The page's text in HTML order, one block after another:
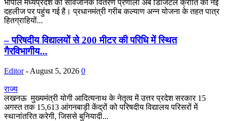
भोपाल मध्यप्रदेश की सार्वजनिक वितरण प्रणाली अब डिजिटल क्रांति की नई
दहलीज पर पहुंच गई है। प्रधानमंत्री गरीब कल्याण अन्न योजना के तहत पात्र
हितग्राहियों...
– परिषदीय विद्यालयों से 200 मीटर की परिधि में स्थित
गैरविभागीय...
Editor - August 5, 2026 0
राज्य
लखनऊ मुख्यमंत्री योगी आदित्यनाथ के नेतृत्व में उत्तर प्रदेश सरकार 15
अगस्त तक 15,613 आंगनबाड़ी केंद्रों को परिषदीय विद्यालय परिसरों में
स्थानांतरित करेगी, जिससे बुनियादी...